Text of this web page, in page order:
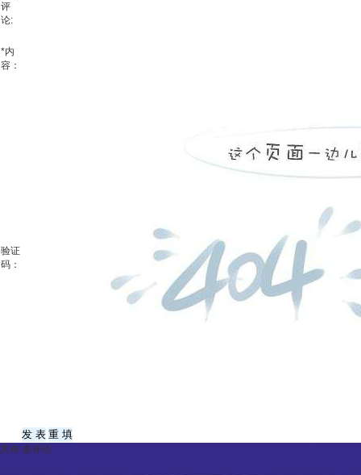
评
论:
*内
容：
验证
码：
共有-条评论